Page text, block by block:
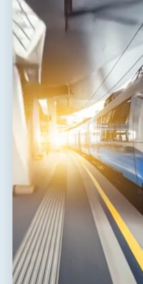
Zubehör
Zolltarifnummer
EAN
Dateien zum
Abmessungen dxf